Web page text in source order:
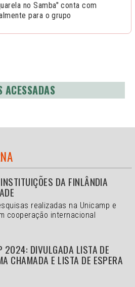
no Samba" conta com
para o grupo
ACESSADAS
DA FINLÂNDIA
realizadas na Unicamp e
cooperação internacional
2024: DIVULGADA LISTA DE
CHAMADA E LISTA DE ESPERA